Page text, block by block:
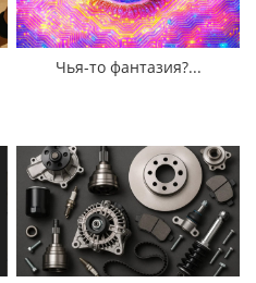
Чья-то фантазия?...